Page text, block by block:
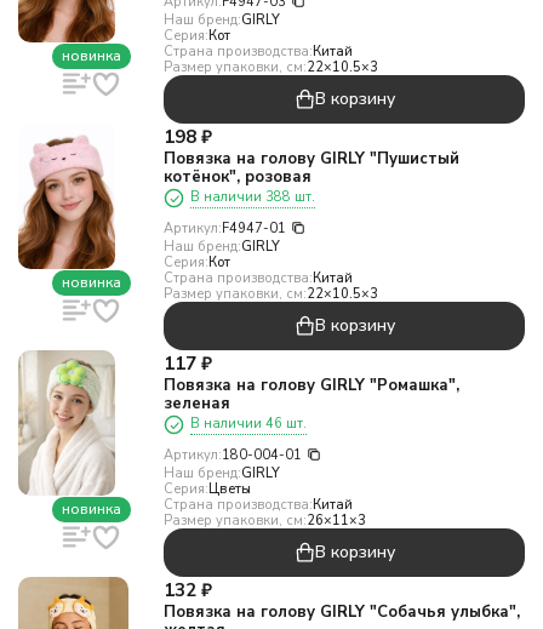
новинка
Наш бренд:GIRLY
Серия:Кот
Страна производства:Китай
Размер упаковки, см:22×10.5×3
В корзину
новинка
198 ₽
Повязка на голову GIRLY "Пушистый
котёнок", розовая
В наличии 388 шт.
Артикул:F4947-01
Наш бренд:GIRLY
Серия:Кот
Страна производства:Китай
Размер упаковки, см:22×10.5×3
В корзину
новинка
117 ₽
Повязка на голову GIRLY "Ромашка",
зеленая
В наличии 46 шт.
Артикул:180-004-01
Наш бренд:GIRLY
Серия:Цветы
Страна производства:Китай
Размер упаковки, см:26×11×3
В корзину
132 ₽
Повязка на голову GIRLY "Собачья улыбка",